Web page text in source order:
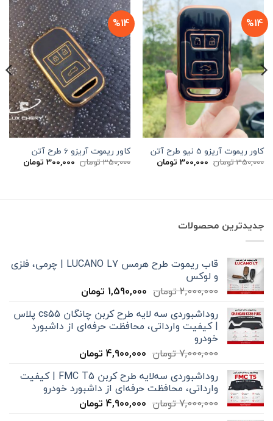
%14
کاور ریموت آریزو 5 نیو طرح آتن
350,000تومان قیمت
اصلی
300,000 تومانقیمت
فعلی
%14
کاور ریموت آریزو 6 طرح آتن
350,000تومان قیمت
اصلی
300,000 تومانقیمت
فعلی
جدیدترین محصولات
قاب ریموت طرح هرمس LUCANO L7 | چرمی، فلزی
و لوکس
2,000,000تومان قیمت
2,000,000 تومان
بود.
1,590,000 تومانقیمت
1,590,000 تومان
است.
روداشبوردی سه‌ لایه طرح کربن چانگان cs55 پلاس
| کیفیت وارداتی، محافظت حرفه‌ای از داشبورد
خودرو
7,000,000تومان قیمت
7,000,000 تومان
بود.
4,900,000 تومانقیمت
4,900,000 تومان
است.
روداشبوردی سه‌لایه طرح کربن FMC T5 | کیفیت
وارداتی، محافظت حرفه‌ای از داشبورد خودرو
7,000,000تومان قیمت
4,900,000 تومانقیمت